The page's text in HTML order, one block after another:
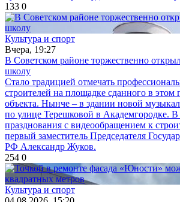
133 0
Культура и спорт
Вчера, 19:27
В Советском районе торжественно
школу
Стало традицией отмечать
строителей на площадке сданного в этом
объекта. Нынче – в здании новой
по улице Терешковой в Академгородке. В
празднования с видеообращением к
первый заместитель Председателя
РФ Александр Жуков.
254 0
Культура и спорт